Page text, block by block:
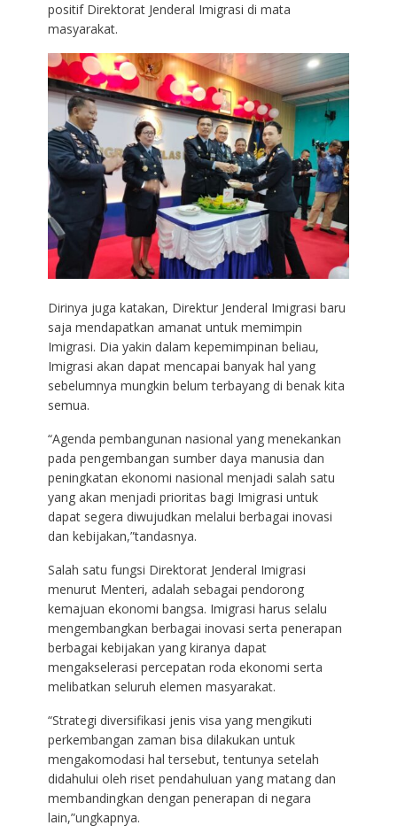
positif Direktorat Jenderal Imigrasi di mata
masyarakat.
Dirinya juga katakan, Direktur Jenderal Imigrasi baru
saja mendapatkan amanat untuk memimpin
Imigrasi. Dia yakin dalam kepemimpinan beliau,
Imigrasi akan dapat mencapai banyak hal yang
sebelumnya mungkin belum terbayang di benak kita
semua.
“Agenda pembangunan nasional yang menekankan
pada pengembangan sumber daya manusia dan
peningkatan ekonomi nasional menjadi salah satu
yang akan menjadi prioritas bagi Imigrasi untuk
dapat segera diwujudkan melalui berbagai inovasi
dan kebijakan,”tandasnya.
Salah satu fungsi Direktorat Jenderal Imigrasi
menurut Menteri, adalah sebagai pendorong
kemajuan ekonomi bangsa. Imigrasi harus selalu
mengembangkan berbagai inovasi serta penerapan
berbagai kebijakan yang kiranya dapat
mengakselerasi percepatan roda ekonomi serta
melibatkan seluruh elemen masyarakat.
“Strategi diversifikasi jenis visa yang mengikuti
perkembangan zaman bisa dilakukan untuk
mengakomodasi hal tersebut, tentunya setelah
didahului oleh riset pendahuluan yang matang dan
membandingkan dengan penerapan di negara
lain,”ungkapnya.